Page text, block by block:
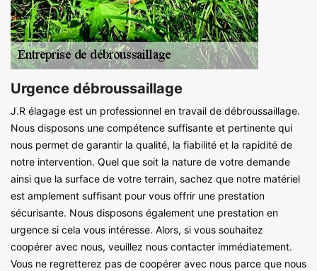
Urgence débroussaillage
J.R élagage est un professionnel en travail de débroussaillage.
Nous disposons une compétence suffisante et pertinente qui
nous permet de garantir la qualité, la fiabilité et la rapidité de
notre intervention. Quel que soit la nature de votre demande
ainsi que la surface de votre terrain, sachez que notre matériel
est amplement suffisant pour vous offrir une prestation
sécurisante. Nous disposons également une prestation en
urgence si cela vous intéresse. Alors, si vous souhaitez
coopérer avec nous, veuillez nous contacter immédiatement.
Vous ne regretterez pas de coopérer avec nous parce que nous